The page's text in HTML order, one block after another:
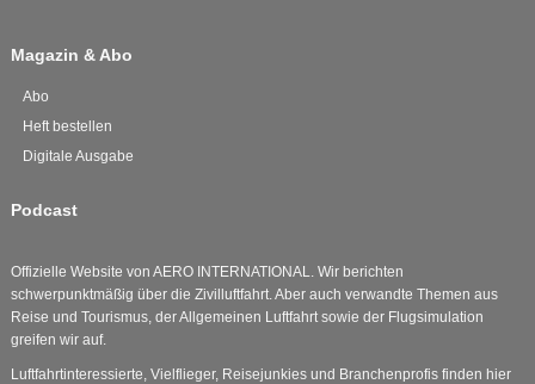
Magazin & Abo
Abo
Heft bestellen
Digitale Ausgabe
Podcast
Offizielle Website von AERO INTERNATIONAL. Wir berichten
schwerpunktmäßig über die Zivilluftfahrt. Aber auch verwandte Themen aus
Reise und Tourismus, der Allgemeinen Luftfahrt sowie der Flugsimulation
greifen wir auf.
Luftfahrtinteressierte, Vielflieger, Reisejunkies und Branchenprofis finden hier